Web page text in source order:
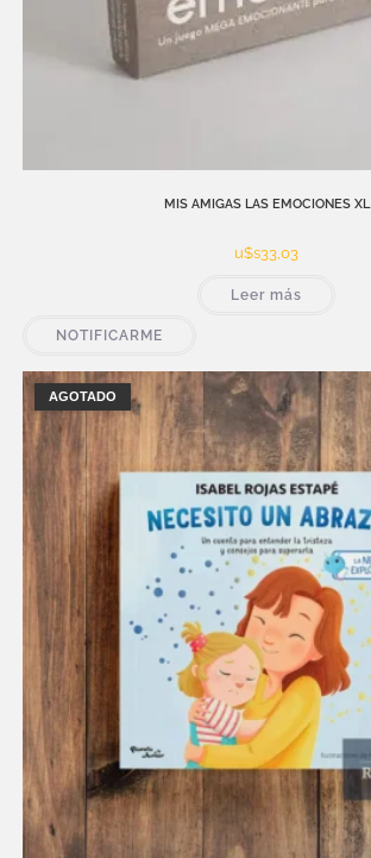
MIS AMIGAS LAS EMOCIONES XL
u$s33,03
Leer más
NOTIFICARME
AGOTADO